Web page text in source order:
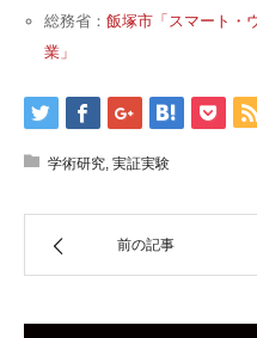
総務省： 飯塚市「スマート・
業」
学術研究, 実証実験
前の記事